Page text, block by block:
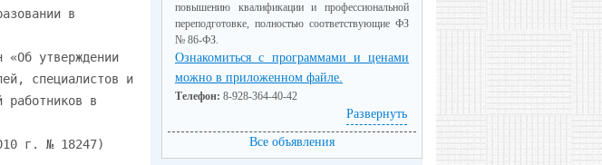
повышению квалификации и профессиональной
переподготовке, полностью соответствующие ФЗ
№ 86-ФЗ.
Ознакомиться с программами и ценами
можно в приложенном файле.
Телефон: 8-928-364-40-42
Развернуть
Все объявления